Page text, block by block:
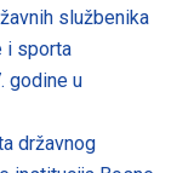
službenika
i sporta
godine u
državnog